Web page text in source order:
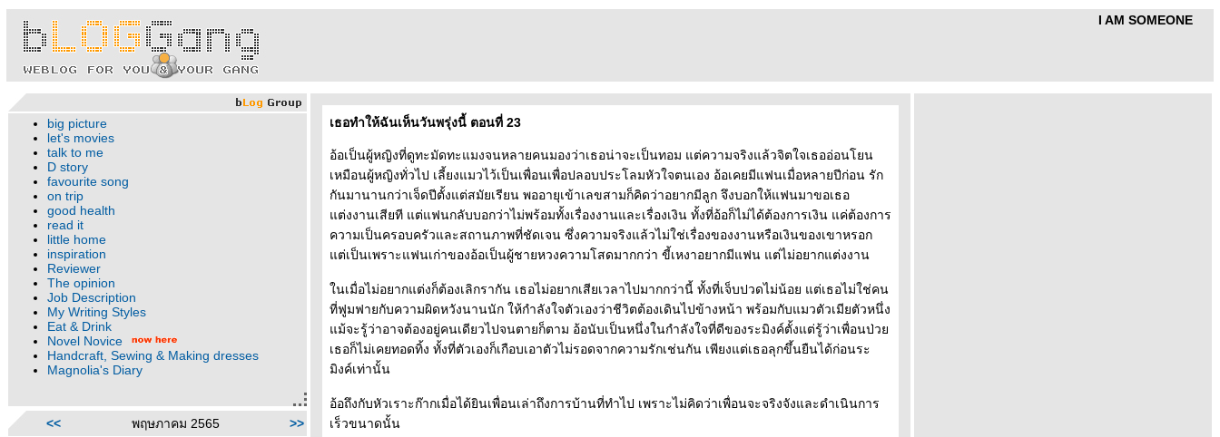
I AM SOMEONE
big picture
let's movies
talk to me
D story
favourite song
on trip
good health
read it
little home
inspiration
Reviewer
The opinion
Job Description
My Writing Styles
Eat & Drink
Novel Novice
Handcraft, Sewing & Making dresses
Magnolia's Diary
<< พฤษภาคม 2565
>>
เธอทำให้ฉันเห็นวันพรุ่งนี้ ตอนที่ 23
อ้อเป็นผู้หญิงที่ดูทะมัดทะแมงจนหลายคนมองว่าเธอน่าจะเป็นทอม แต่ความจริงแล้วจิตใจเธออ่อนโยน
เหมือนผู้หญิงทั่วไป เลี้ยงแมวไว้เป็นเพื่อนเพื่อปลอบประโลมหัวใจตนเอง อ้อเคยมีแฟนเมื่อหลายปีก่อน รัก
กันมานานกว่าเจ็ดปีตั้งแต่สมัยเรียน พออายุเข้าเลขสามก็คิดว่าอยากมีลูก จึงบอกให้แฟนมาขอเธอ
ต่งงานเสียที แต่แฟนกลับบอกว่าไม่พร้อมทั้งเรื่องงานและเรื่องเงิน ทั้งที่อ้อก็ไม่ได้ต้องการเงิน แค่ต้องการ
ความเป็นครอบครัวและสถานภาพที่ชัดเจน ซึ่งความจริงแล้วไม่ใช่เรื่องของงานหรือเงินของเขาหรอก
ต่เป็นเพราะแฟนเก่าของอ้อเป็นผู้ชายหวงความโสดมากกว่า ขี้เหงาอยากมีแฟน แต่ไม่อยากแต่งงาน
นเมื่อไม่อยากแต่งก็ต้องเลิกรากัน เธอไม่อยากเสียเวลาไปมากกว่านี้ ทั้งที่เจ็บปวดไม่น้อย แต่เธอไม่ใช่คน
ที่ฟูมฟายกับความผิดหวังนานนัก ให้กำลังใจตัวเองว่าชีวิตต้องเดินไปข้างหน้า พร้อมกับแมวตัวเมียตัวหนึ่ง
ม้จะรู้ว่าอาจต้องอยู่คนเดียวไปจนตายก็ตาม อ้อนับเป็นหนึ่งในกำลังใจที่ดีของระมิงค์ตั้งแต่รู้ว่าเพื่อนป่ว
เธอก็ไม่เคยทอดทิ้ง ทั้งที่ตัวเองก็เกือบเอาตัวไม่รอดจากความรักเช่นกัน เพียงแต่เธอลุกขึ้นยืนได้ก่อนระ
มิงค์เท่านั้น
อ้อถึงกับหัวเราะก๊ากเมื่อได้ยินเพื่อนเล่าถึงการบ้านที่ทำไป เพราะไม่คิดว่าเพื่อนจะจริงจังและดำเนินการ
เร็วขนาดนั้น